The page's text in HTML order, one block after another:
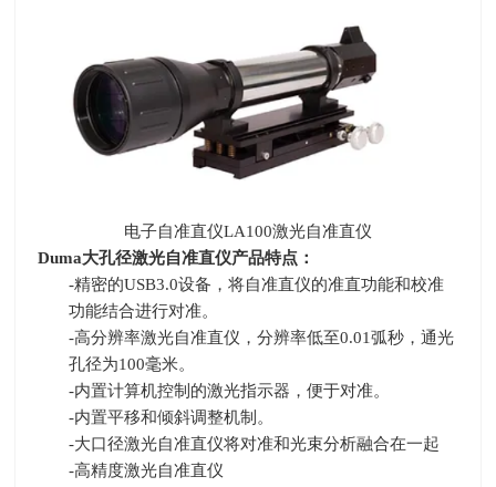
电子自准直仪LA100激光自准直仪
Duma大孔径激光自准直仪产品特点：
-精密的USB3.0设备，将自准直仪的准直功能和校准
功能结合进行对准。
-高分辨率激光自准直仪，分辨率低至0.01弧秒，通光
孔径为100毫米。
-内置计算机控制的激光指示器，便于对准。
-内置平移和倾斜调整机制。
-大口径激光自准直仪将对准和光束分析融合在一起
-高精度激光自准直仪